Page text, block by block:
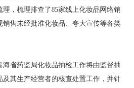
，梳理排查了85家线上化妆品网络销
售未经批准化妆品、夸大宣传等各类
省药监局化妆品抽检工作将由监督抽
其生产经营者的核查处置工作，并针